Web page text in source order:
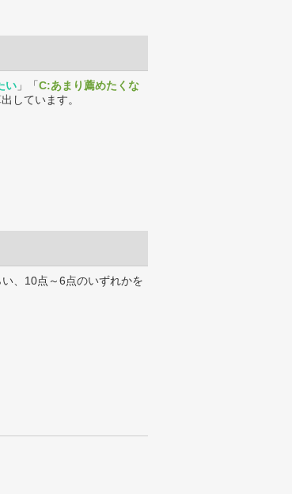
い 」「C:あまり薦めたくな
しています。
、10点～6点のいずれかを